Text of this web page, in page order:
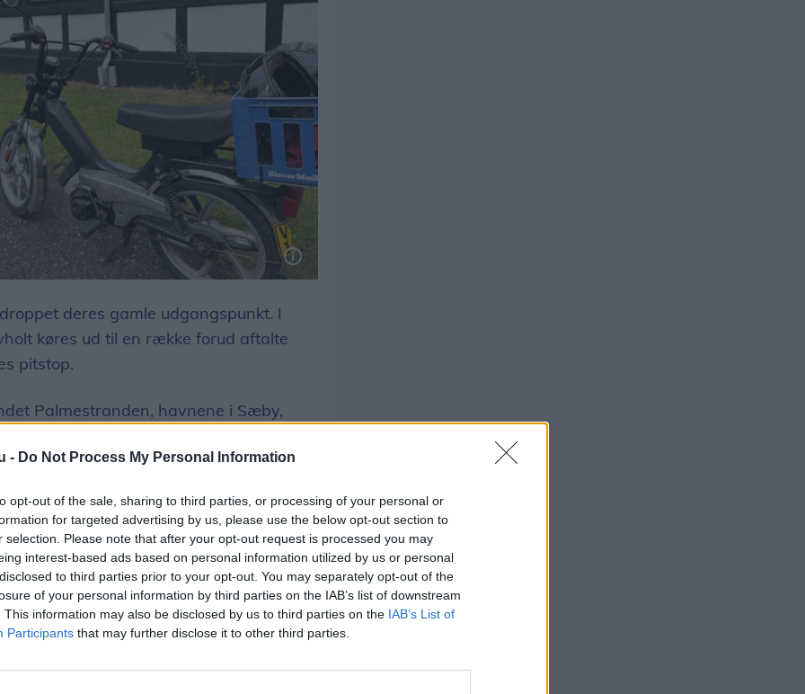
- Do Not Process My Personal Information
opt-out of the sale, sharing to third parties, or processing of your personal or
for targeted advertising by us, please use the below opt-out section to
selection. Please note that after your opt-out request is processed you may
interest-based ads based on personal information utilized by us or personal
to third parties prior to your opt-out. You may separately opt-out of the
of your personal information by third parties on the IAB’s list of downstream
This information may also be disclosed by us to third parties on the IAB’s List of
Participants that may further disclose it to other third parties.
deres gamle udgangspunkt. I
køres ud til en række forud aftalte
pitstop.
Palmestranden, havnene i Sæby,
ved Karup haft fornøjelse af
deres velholdte køretøjer.
med deres 35+ gamle køretøjer.
af forenings 120 medlemmer,
at nyde helstegt pattegris, tilsat